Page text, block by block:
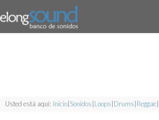
Usted está aquí: Inicio Sonidos Loops Drums Reggae